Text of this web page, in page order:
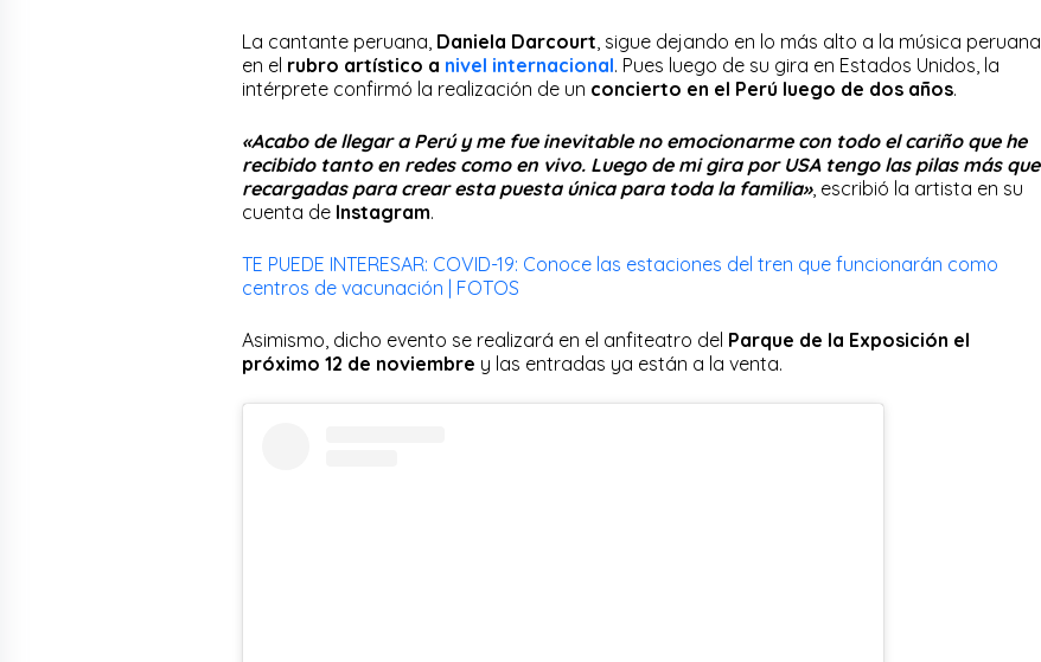
La cantante peruana, Daniela Darcourt , sigue dejando en lo más alto a la música peruana
en el rubro artístico a nivel internacional. Pues luego de su gira en Estados Unidos, la
intérprete confirmó la realización de un concierto en el Perú luego de dos años.
«Acabo de llegar a Perú y me fue inevitable no emocionarme con todo el cariño que he
recibido tanto en redes como en vivo. Luego de mi gira por USA tengo las pilas más que
recargadas para crear esta puesta única para toda la familia», escribió la artista en su
cuenta de Instagram.
TE PUEDE INTERESAR: COVID-19: Conoce las estaciones del tren que funcionarán como
centros de vacunación | FOTOS
Asimismo, dicho evento se realizará en el anfiteatro del Parque de la Exposición el
próximo 12 de noviembre y las entradas ya están a la venta.